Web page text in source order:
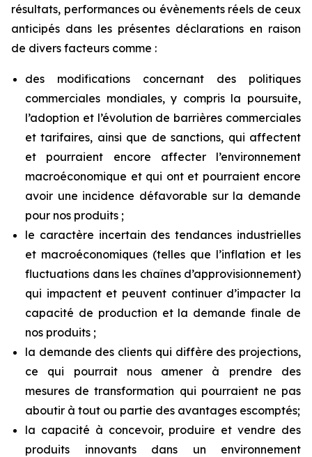
résultats, performances ou évènements réels de ceux
anticipés dans les présentes déclarations en raison
de divers facteurs comme :
des modifications concernant des politiques
commerciales mondiales, y compris la poursuite,
l’adoption et l’évolution de barrières commerciales
et tarifaires, ainsi que de sanctions, qui affectent
et pourraient encore affecter l’environnement
macroéconomique et qui ont et pourraient encore
avoir une incidence défavorable sur la demande
pour nos produits ;
le caractère incertain des tendances industrielles
et macroéconomiques (telles que l’inflation et les
fluctuations dans les chaînes d’approvisionnement)
qui impactent et peuvent continuer d’impacter la
capacité de production et la demande finale de
nos produits ;
la demande des clients qui diffère des projections,
ce qui pourrait nous amener à prendre des
mesures de transformation qui pourraient ne pas
aboutir à tout ou partie des avantages escomptés;
la capacité à concevoir, produire et vendre des
produits innovants dans un environnement